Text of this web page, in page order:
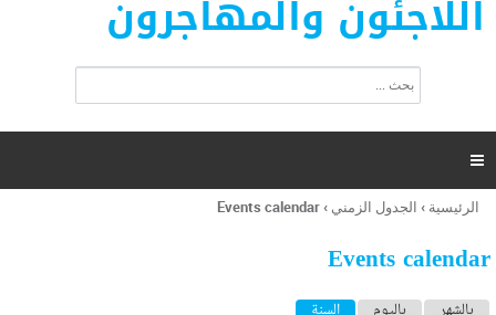
اللاجئون والمهاجرون
ت
ر
ل
ح
ب

أنت
هنا
الرئيسية › الجدول الزمني ›
Events calendar
Events calendar